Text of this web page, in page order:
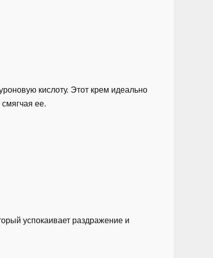
кислоту. Этот крем идеально
ее.
успокаивает раздражение и